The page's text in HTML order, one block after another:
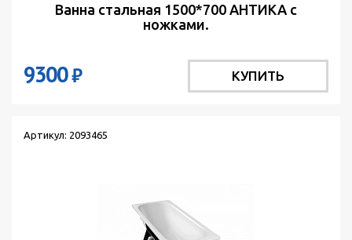
Ванна стальная 1500*700 АНТИКА с
ножками.
9300₽ КУПИТЬ
Артикул: 2093465